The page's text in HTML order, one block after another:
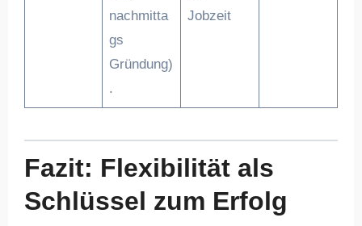
nachmitta
gs
Gründung)
.
Jobzeit
Fazit: Flexibilität als
Schlüssel zum Erfolg